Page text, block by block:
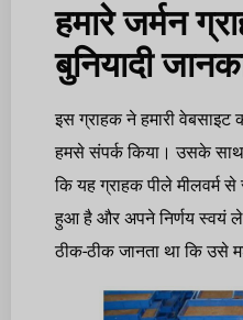
हमारे जर्मन
बुनियादी
इस ग्राहक ने हमारी
हमसे संपर्क किया। उसके
कि यह ग्राहक पीले मीलवर्म
हुआ है और अपने निर्णय स्वयं
ठीक-ठीक जानता था कि उसे